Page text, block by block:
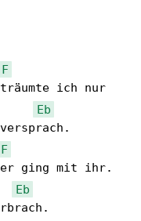
F
träumte ich nur
Eb
F
er ging mit ihr.
Eb